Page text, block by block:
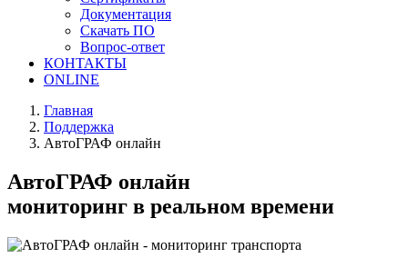
Документация
Скачать ПО
Вопрос-ответ
КОНТАКТЫ
ONLINE
Главная
Поддержка
АвтоГРАФ онлайн
АвтоГРАФ онлайн
мониторинг в реальном времени